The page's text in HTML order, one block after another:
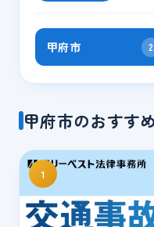
甲府市 2
甲府市のおすす
1